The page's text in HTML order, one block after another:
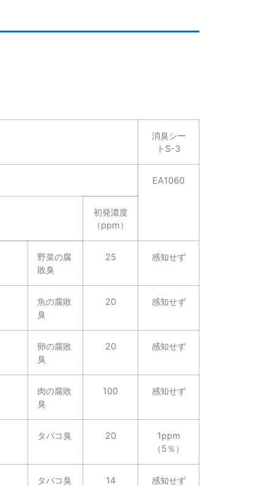
消臭シー
トS-3
EA1060
初発濃度
（ppm）
野菜の腐
敗臭
25 感知せず
魚の腐敗
臭
20 感知せず
卵の腐敗
臭
20 感知せず
肉の腐敗
臭
100 感知せず
タバコ臭 20
1ppm
（5％）
タバコ臭 14 感知せず